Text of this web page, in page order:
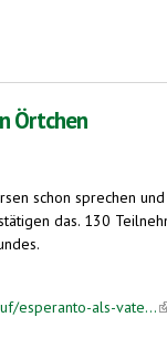
Örtchen
schon sprechen
das. 130
esperanto-als-vate...